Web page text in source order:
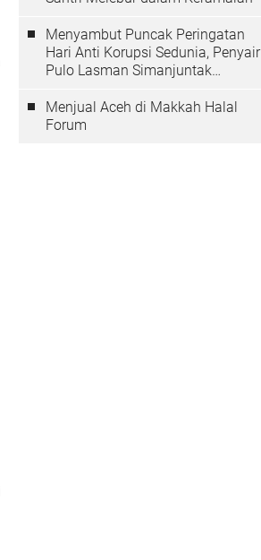
Menyambut Puncak Peringatan
Hari Anti Korupsi Sedunia, Penyair
Pulo Lasman Simanjuntak
Korupsi di Indonesia
Menjual Aceh di Makkah Halal
Forum